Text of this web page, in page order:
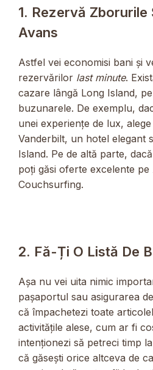
1. Rezervă Zborurile
Avans
Astfel vei economisi bani și
rezervărilor last minute.
cazare lângă Long Island,
buzunarele. De exemplu,
unei experiențe de lux,
Vanderbilt, un hotel elegant
Island. Pe de altă parte,
poți găsi oferte excelente
Couchsurfing.
2. Fă-Ți O Listă De
Așa nu vei uita nimic
pașaportul sau asigurarea
că împachetezi toate
activitățile alese, cum ar fi
intenționezi să petreci timp
că găsești orice altceva de